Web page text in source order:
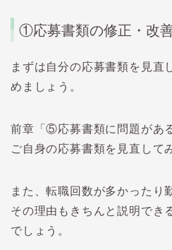
①応募書類の修正・改
まずは自分の応募書類を見直
めましょう。
前章「⑤応募書類に問題があ
ご自身の応募書類を見直して
また、転職回数が多かったり
その理由もきちんと説明でき
でしょう。